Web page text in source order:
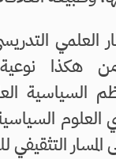
العلمي
من هكذا
السياسية
العلوم
المسار التثقيفي